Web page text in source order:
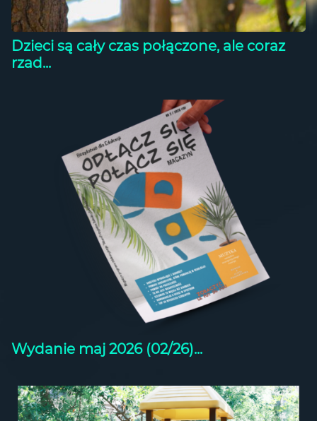
Dzieci są cały czas połączone, ale coraz
rzad...
Wydanie maj 2026 (02/26)...